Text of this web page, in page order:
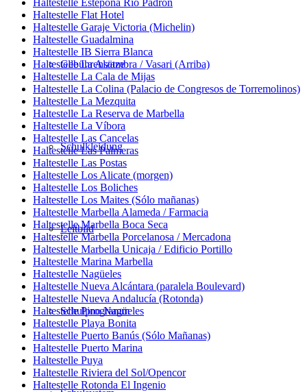
Gebührensätze
Schulkleidung
Leitbild
Schulprogramm
Haltestelle Flat Hotel
Haltestelle Garaje Victoria (Michelin)
Haltestelle Guadalmina
Haltestelle IB Sierra Blanca
Haltestelle La Alzambra / Vasari (Arriba)
Haltestelle La Cala de Mijas
Haltestelle La Colina (Palacio de Congresos de Torremolinos)
Haltestelle La Mezquita
Haltestelle La Reserva de Marbella
Haltestelle La Víbora
Haltestelle Las Cancelas
Haltestelle Las Palmeras
Haltestelle Las Postas
Haltestelle Los Alicate (morgen)
Haltestelle Los Boliches
Haltestelle Los Maites (Sólo mañanas)
Haltestelle Marbella Alameda / Farmacia
Haltestelle Marbella Boca Seca
Haltestelle Marbella Porcelanosa / Mercadona
Haltestelle Marbella Unicaja / Edificio Portillo
Haltestelle Marina Marbella
Haltestelle Nagüeles
Haltestelle Nueva Alcántara (paralela Boulevard)
Haltestelle Nueva Andalucía (Rotonda)
Haltestelle Pino Nagüeles
Haltestelle Playa Bonita
Haltestelle Puerto Banús (Sólo Mañanas)
Haltestelle Puerto Marina
Haltestelle Puya
Haltestelle Riviera del Sol/Opencor
Haltestelle Rotonda El Ingenio